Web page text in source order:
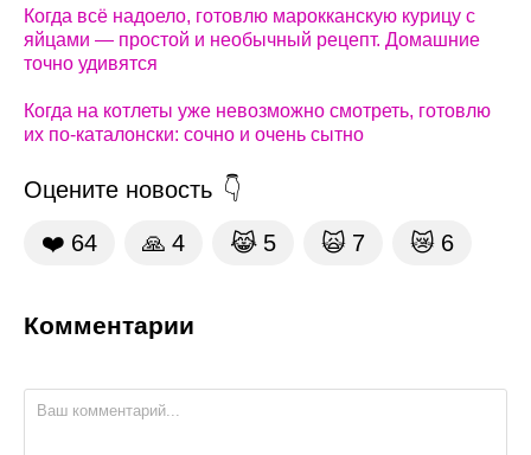
Когда всё надоело, готовлю марокканскую курицу с
яйцами — простой и необычный рецепт. Домашние
точно удивятся
Когда на котлеты уже невозможно смотреть, готовлю
их по-каталонски: сочно и очень сытно
Оцените новость
❤️ 64 🙏 4 😹 5 🙀 7 😿 6
Комментарии